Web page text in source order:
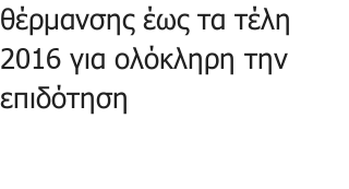
θέρμανσης έως τα τέλη
2016 για ολόκληρη την
επιδότηση